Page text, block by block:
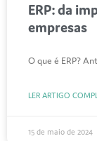
ERP: da
empresas
O que é ERP?
LER ARTIGO
15 de maio de 2024